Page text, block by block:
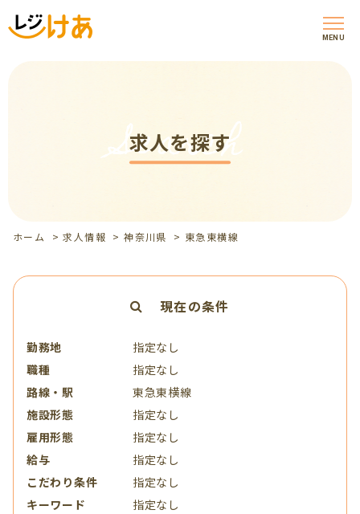
MENU
求人を探す
Search
ホーム >求人情報 >神奈川県 > 東急東横線
現在の条件
勤務地
指定なし
職種
指定なし
路線・駅
東急東横線
施設形態
指定なし
雇用形態
指定なし
給与
指定なし
こだわり条件
指定なし
キーワード
指定なし